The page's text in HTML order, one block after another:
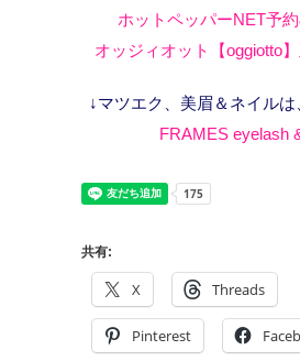
ホットペッパーNET予
オッジィオット【oggiotto
↓マツエク、美眉＆ネイル
FRAMES eyelash
共有:
X Threads
Pinterest